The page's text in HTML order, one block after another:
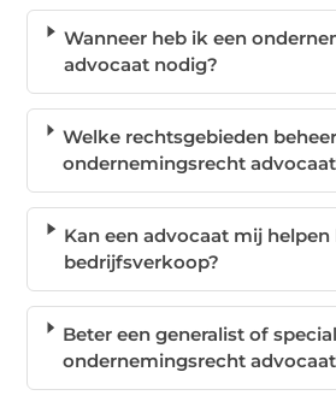
Wanneer heb ik een
advocaat nodig?
Welke rechtsgebieden
ondernemingsrecht
Kan een advocaat mij helpen
bedrijfsverkoop?
Beter een generalist of
ondernemingsrecht